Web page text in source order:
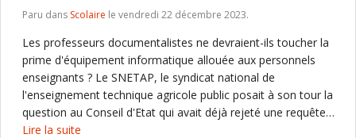
Paru dans Scolaire le vendredi 22 décembre 2023.
Les professeurs documentalistes ne devraient-ils toucher la
prime d'équipement informatique allouée aux personnels
enseignants ? Le SNETAP, le syndicat national de
l'enseignement technique agricole public posait à son tour la
question au Conseil d'Etat qui avait déjà rejeté une requête…
Lire la suite